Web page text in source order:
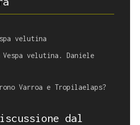
velutina
velutina. Daniele
Varroa e Tropilaelaps?
dal